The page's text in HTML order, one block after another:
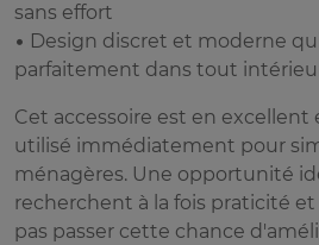
sans effort
• Design discret et moderne
parfaitement dans tout
Cet accessoire est en excellent
utilisé immédiatement pour
ménagères. Une opportunité
recherchent à la fois praticité et
pas passer cette chance